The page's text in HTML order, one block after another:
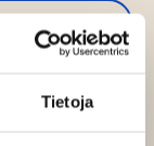
Tietoja